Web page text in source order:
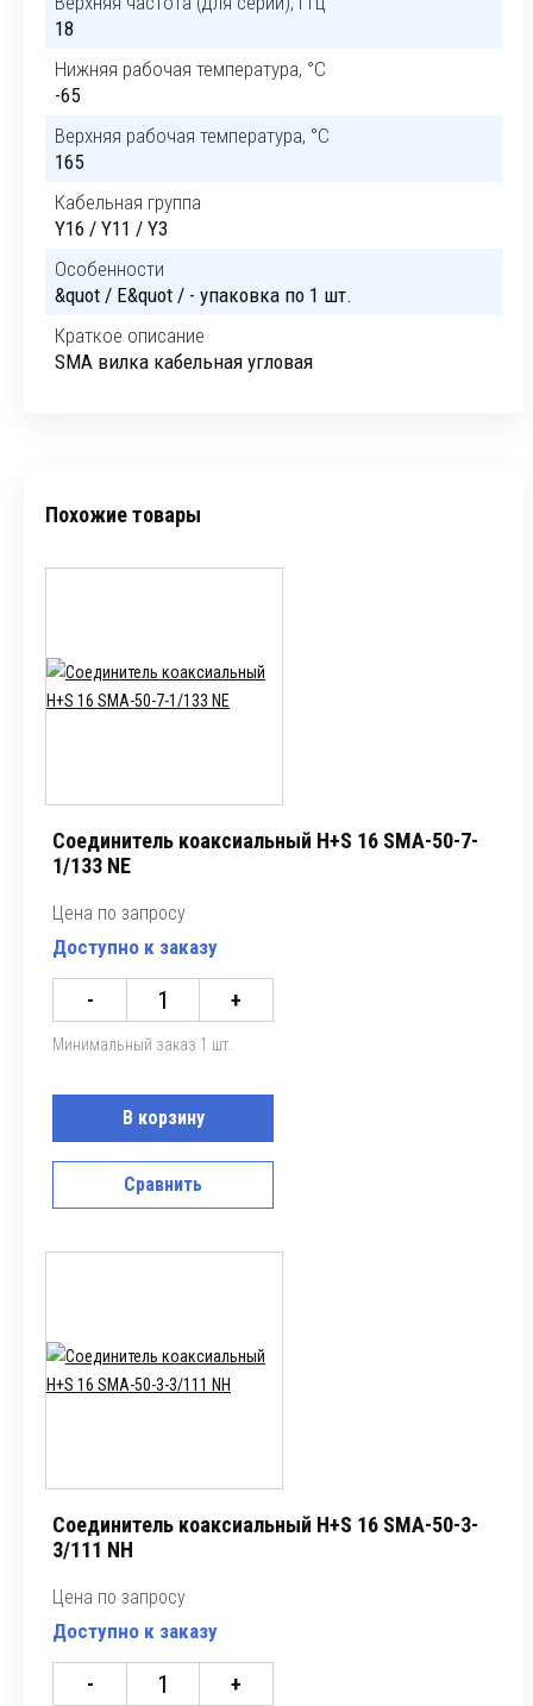
18
Нижняя рабочая температура, °C
-65
Верхняя рабочая температура, °C
165
Кабельная группа
Y16 / Y11 / Y3
Особенности
&quot / E&quot / - упаковка по 1 шт.
Краткое описание
SMA вилка кабельная угловая
Похожие товары
Соединитель коаксиальный H+S 16 SMA-50-7-
1/133 NE
Цена по запросу
Доступно к заказу
- +
Минимальный заказ 1 шт.
В корзину
Сравнить
Соединитель коаксиальный H+S 16 SMA-50-3-
3/111 NH
Цена по запросу
Доступно к заказу
- +